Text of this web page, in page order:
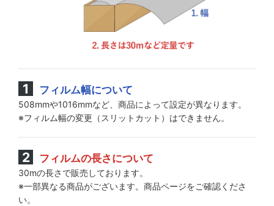
フィルム幅について
508mmや1016mmなど、商品によって設定が異なります。
※フィルム幅の変更（スリットカット）はできません。
フィルムの長さについて
30mの長さで販売しております。
※一部異なる商品がございます。商品ページをご確認くださ
い。